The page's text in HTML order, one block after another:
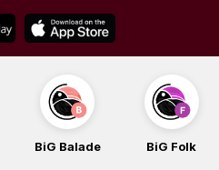
BiG Balade BiG Folk